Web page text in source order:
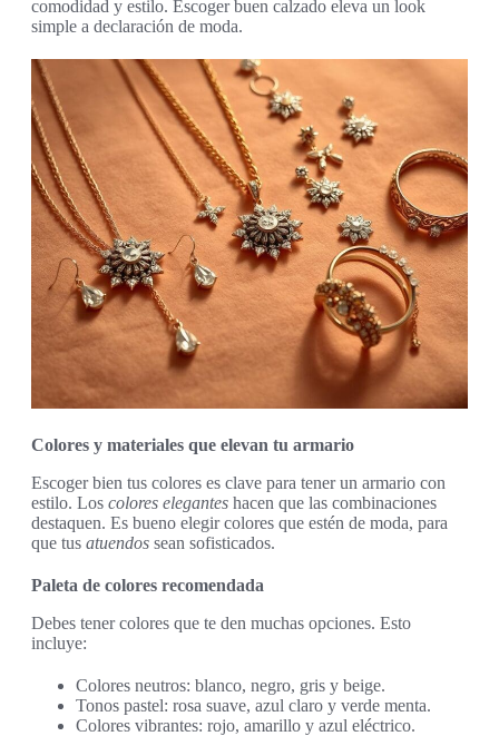
comodidad y estilo. Escoger buen calzado eleva un look
simple a declaración de moda.
Colores y materiales que elevan tu armario
Escoger bien tus colores es clave para tener un armario con
estilo. Los colores elegantes hacen que las combinaciones
destaquen. Es bueno elegir colores que estén de moda, para
que tus atuendos sean sofisticados.
Paleta de colores recomendada
Debes tener colores que te den muchas opciones. Esto
incluye:
Colores neutros: blanco, negro, gris y beige.
Tonos pastel: rosa suave, azul claro y verde menta.
Colores vibrantes: rojo, amarillo y azul eléctrico.